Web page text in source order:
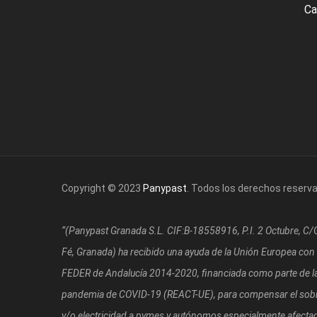
Copyright © 2023 Panypast . Todos los derechos
“(Panypast Granada S.L. CIF:B-18558916, P.I. 2 Octubre,
Fé, Granada) ha recibido una ayuda de la Unión Europea
FEDER de Andalucía 2014-2020, financiada como parte de
pandemia de COVID-19 (REACT-UE), para compensar el